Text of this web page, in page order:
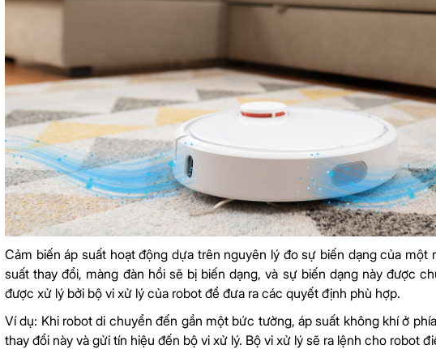
Cảm biến áp suất hoạt động dựa trên nguyên lý đo sự biến dạng của
suất thay đổi, màng đàn hồi sẽ bị biến dạng, và sự biến dạng này được
được xử lý bởi bộ vi xử lý của robot để đưa ra các quyết định phù hợp.
Ví dụ: Khi robot di chuyển đến gần một bức tường, áp suất không khí ở
thay đổi này và gửi tín hiệu đến bộ vi xử lý. Bộ vi xử lý sẽ ra lệnh cho robot